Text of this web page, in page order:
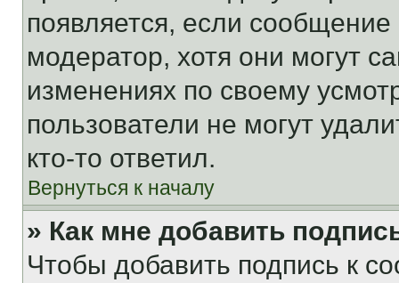
появляется, если
модератор, хотя они могут
изменениях по своему
пользователи не могут
кто-то ответил.
Вернуться к началу
» Как мне добавить
Чтобы добавить подпись к